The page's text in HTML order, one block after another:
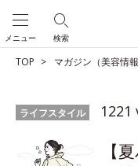
検索
メニュー
TOP マガジン（美容情
ライフスタイル 1221
【